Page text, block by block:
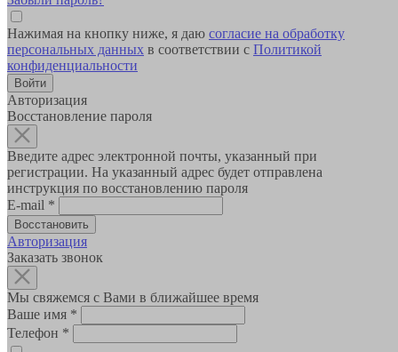
Нажимая на кнопку ниже, я даю согласие на обработку
персональных данных в соответствии с Политикой
конфиденциальности
Авторизация
Восстановление пароля
Введите адрес электронной почты, указанный при
регистрации. На указанный адрес будет отправлена
инструкция по восстановлению пароля
E-mail *
Авторизация
Заказать звонок
Мы свяжемся с Вами в ближайшее время
Ваше имя *
Телефон *